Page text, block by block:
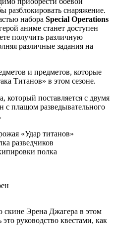
разблокировать снаряжение.
набора Special Operations
аниме станет доступен
получить различную
различные задания на
и предметов, которые
Титанов» в этом сезоне.
который поставляется с двумя
с плащом разведывательного
«Удар титанов»
разведчиков
полка
скине Эрена Джагера в этом
руководство квестами, как